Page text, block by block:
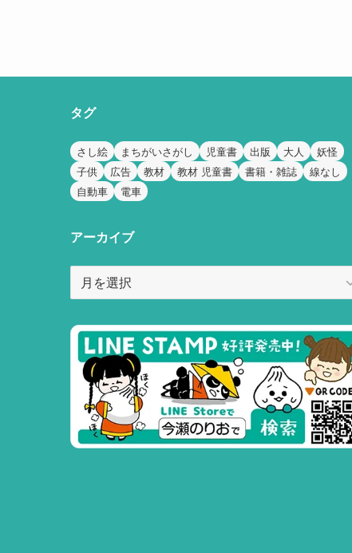
タグ
さし絵 まちがいさがし 児童書 出版 大人
妖怪
子供
広告 教材 教材 児童書 書籍・雑誌
線なし
自動車
電車
アーカイブ
ー
イ
ブ